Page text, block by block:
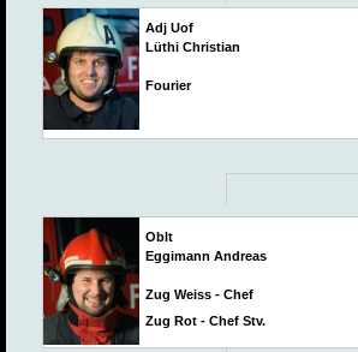
Oblt
Eggimann Andreas
Zug Weiss - Chef
Zug Rot - Chef Stv.
Adj Uof
Lüthi Christian
Fourier